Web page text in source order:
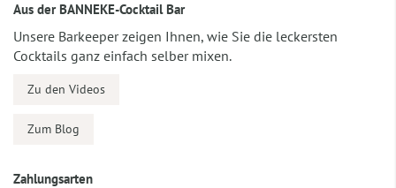
Aus der BANNEKE-Cocktail Bar
Unsere Barkeeper zeigen Ihnen, wie Sie die leckersten
Cocktails ganz einfach selber mixen.
Zu den Videos
Zum Blog
Zahlungsarten